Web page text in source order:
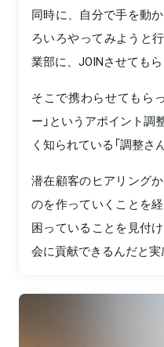
同時に、自分で手を動
ろいろやってみようと
業部に、JOINさせても
そこで携わらせてもら
ー」というアポイント調
く知られている「調整さ
潜在顧客のヒアリング
のを作っていくことを
困っていることを見付
会に貢献できるんだと実